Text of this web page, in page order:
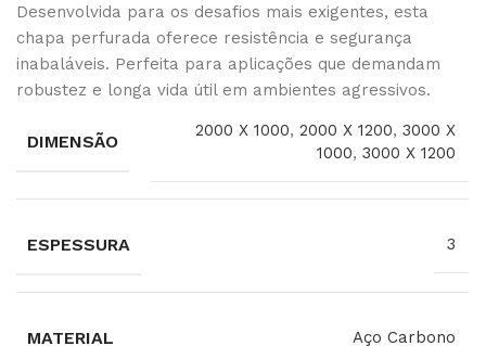
Desenvolvida para os desafios mais exigentes, esta
chapa perfurada oferece resistência e segurança
inabaláveis. Perfeita para aplicações que demandam
robustez e longa vida útil em ambientes agressivos.
DIMENSÃO
2000 X 1000,2000 X 1200,3000 X
1000,3000 X 1200
ESPESSURA 3
MATERIAL Aço Carbono